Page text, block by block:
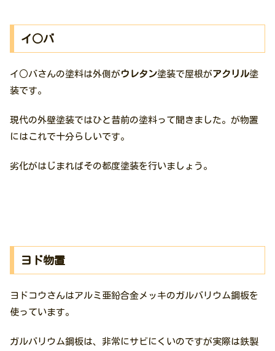
イ○バ
イ○バさんの塗料は外側が ウレタン塗装で屋根がアクリル塗
装です。
現代の外壁塗装ではひと昔前の塗料って聞きました。が物置
にはこれで十分らしいです。
劣化がはじまればその都度塗装を行いましょう。
ヨド物置
ヨドコウさんはアルミ亜鉛合金メッキのガルバリウム鋼板を
使っています。
ガルバリウム鋼板は、非常にサビにくいのですが実際は鉄製